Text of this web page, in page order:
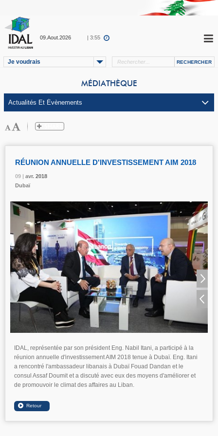
09.Aout.2026 | 3:55
Je voudrais
MÉDIATHÈQUE
09 | avr. 2018
RÉUNION ANNUELLE D'INVESTISSEMENT AIM 2018
09 | avr. 2018
Dubaï
09 | avr. 2018
09 | avr. 2018
09 | avr. 2018
IDAL, représentée par son président Eng. Nabil Itani, a participé à la
réunion annuelle d'investissement AIM 2018 tenue à Dubaï. Eng. Itani
a rencontré l'ambassadeur libanais à Dubaï Fouad Dandan et le
consul Assaf Doumit et a discuté avec eux des moyens d'améliorer et
de promouvoir le climat des affaires au Liban.